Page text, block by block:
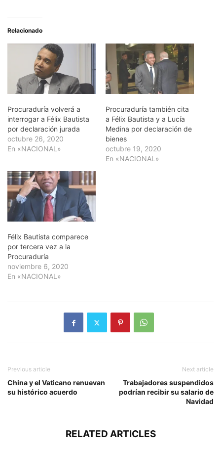
Relacionado
Procuraduría volverá a
interrogar a Félix Bautista
por declaración jurada
octubre 26, 2020
En «NACIONAL»
Procuraduría también cita
a Félix Bautista y a Lucía
Medina por declaración de
bienes
octubre 19, 2020
En «NACIONAL»
Félix Bautista comparece
por tercera vez a la
Procuraduría
noviembre 6, 2020
En «NACIONAL»
Previous article
China y el Vaticano renuevan
su histórico acuerdo
Next article
Trabajadores suspendidos
podrían recibir su salario de
Navidad
RELATED ARTICLES